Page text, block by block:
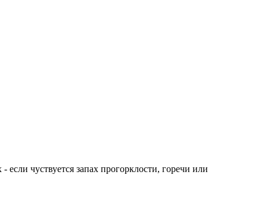
чуствуется запах прогорклости, горечи или